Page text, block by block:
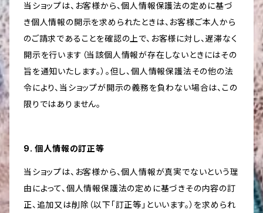
当ショップは、お客様から、個人情報保護法の定めに基づ
き個人情報の開示を求められたときは、お客様ご本人から
のご請求であることを確認の上で、お客様に対し、遅滞なく
開示を行います（当該個人情報が存在しないときにはその
旨を通知いたします。）。但し、個人情報保護法その他の法
令により、当ショップが開示の義務を負わない場合は、この
限りではありません。
9. 個人情報の訂正等
当ショップは、お客様から、個人情報が真実でないという理
由によって、個人情報保護法の定めに基づきその内容の訂
正、追加又は削除（以下「訂正等」といいます。）を求められ